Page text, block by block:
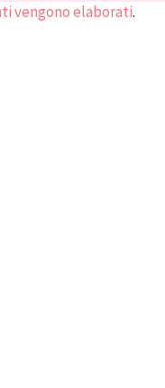
vengono elaborati.